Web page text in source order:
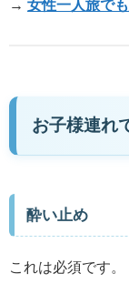
→ 女性一人旅で
お子様連れ
酔い止め
これは必須です。